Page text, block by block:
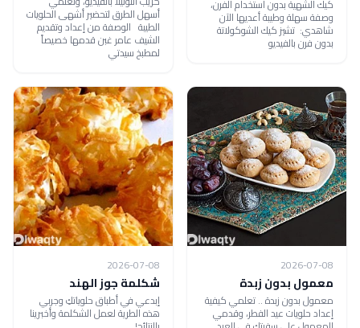
كيك الشهية بدون استخدام الفرن،
وصفة سهلة وطيبة أعديها الآن
شاهدي: تشيز كيك الشوكولاتة
بدون فرن بالفيديو
أسهل الطرق لتحضير أشهى الحلويات
الطيبة الوصفة من إعداد وتقديم
الشيف عامر غبن قدمها خصيصاً
لمطبخ سيدتي
2026-07-08
معمول بدون زبدة
معمول بدون زبدة .. تعلمي كيفية
إعداد حلويات عيد الفطر، وقدمي
2026-07-08
شكلمة جوز الهند
إبدعي في أطباق حلوياتكِ وجربي
هذه الطرية لعمل الشكلمة وأخبرينا